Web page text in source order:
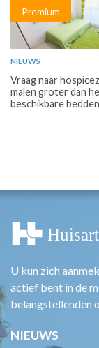
Premium
NIEUWS
Vraag naar
malen groter dan
beschikbare bedden
U kun zich
actief bent in de
belangstellenden
NIEUWS